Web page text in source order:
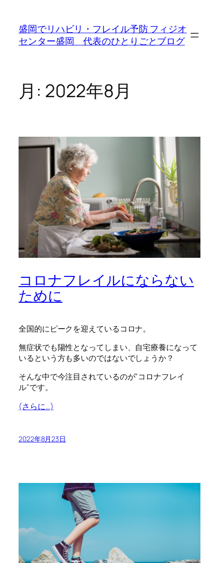
盛岡でリハビリ・フレイル予防 フィジオ
センター盛岡 代表のひとりごとブログ
月: 2022年8月
コロナフレイルにならない
ために
全国的にピークを迎えているコロナ。
無症状でも陽性となってしまい、自宅療養になって
いるという方も多いのではないでしょうか？
そんな中で今注目されているのが”コロナフレイ
ル”です。
(さらに…)
2022年8月23日